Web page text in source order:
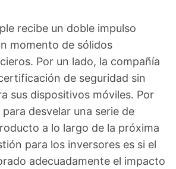
recibe un doble impulso
momento de sólidos
Por un lado, la compañía
de seguridad sin
sus dispositivos móviles. Por
desvelar una serie de
a lo largo de la próxima
para los inversores es si el
adecuadamente el impacto